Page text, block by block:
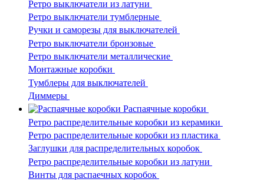
Ретро выключатели из латуни
Ретро выключатели тумблерные
Ручки и саморезы для выключателей
Ретро выключатели бронзовые
Ретро выключатели металлические
Монтажные коробки
Тумблеры для выключателей
Диммеры
Распаячные коробки
Ретро распределительные коробки из керамики
Ретро распределительные коробки из пластика
Заглушки для распределительных коробок
Ретро распределительные коробки из латуни
Винты для распаечных коробок